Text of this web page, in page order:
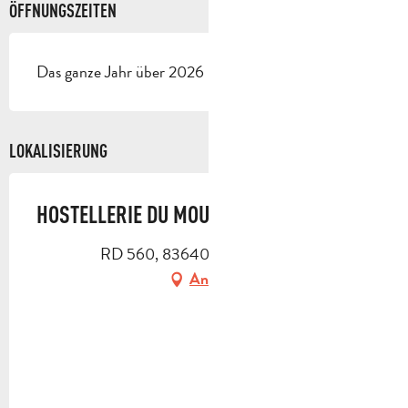
ÖFFNUNGSZEITEN
Das ganze Jahr über 2026 - Geöffnet jeden tag
LOKALISIERUNG
HOSTELLERIE DU MOULIN DE LA SAMBUC
RD 560, 83640 Saint-Zacharie
Anfahrt